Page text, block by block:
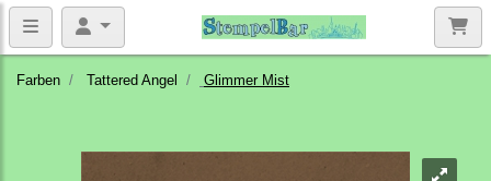
Farben Tattered Angel Glimmer Mist